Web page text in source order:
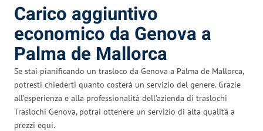
Carico aggiuntivo
economico da Genova a
Palma de Mallorca
Se stai pianificando un trasloco da Genova a Palma de Mallorca,
potresti chiederti quanto costerà un servizio del genere. Grazie
all’esperienza e alla professionalità dell’azienda di traslochi
Traslochi Genova, potrai ottenere un servizio di alta qualità a
prezzi equi.